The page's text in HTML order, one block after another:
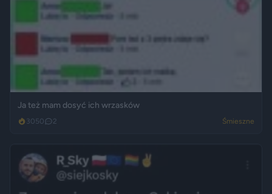
Ja też mam dosyć ich wrzasków
3050 2 Śmieszne